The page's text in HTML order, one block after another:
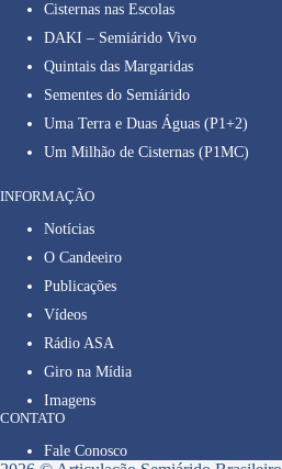
Cisternas nas Escolas
DAKI – Semiárido Vivo
Quintais das Margaridas
Sementes do Semiárido
Uma Terra e Duas Águas (P1+2)
Um Milhão de Cisternas (P1MC)
INFORMAÇÃO
Notícias
O Candeeiro
Publicações
Vídeos
Rádio ASA
Giro na Mídia
Imagens
CONTATO
Fale Conosco